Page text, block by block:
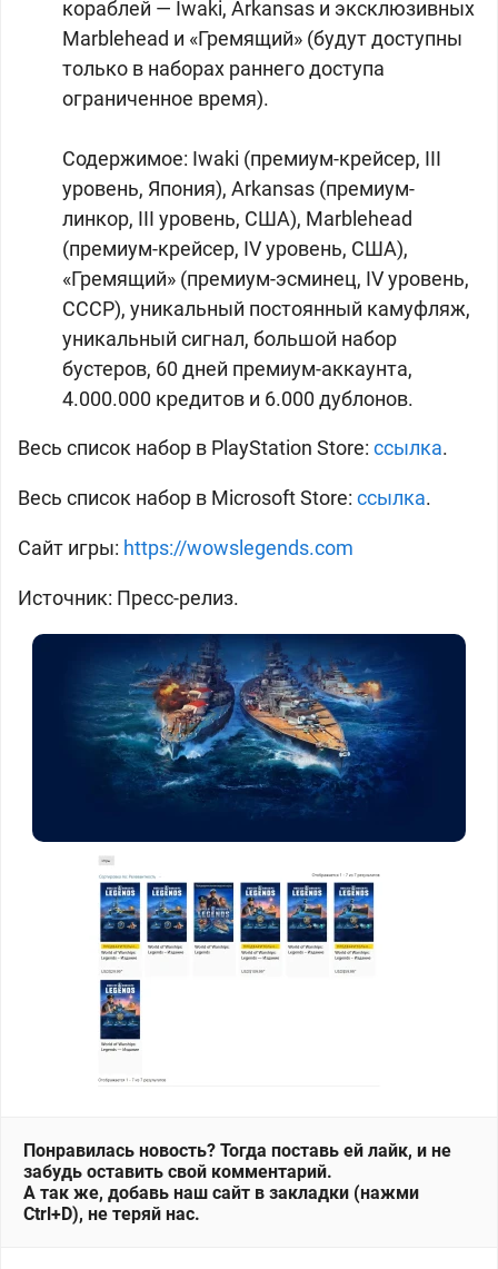
кораблей — Iwaki, Arkansas и эксклюзивных
Marblehead и «Гремящий» (будут доступны
только в наборах раннего доступа
ограниченное время).
Содержимое: Iwaki (премиум-крейсер, III
уровень, Япония), Arkansas (премиум-
линкор, III уровень, США), Marblehead
(премиум-крейсер, IV уровень, США),
«Гремящий» (премиум-эсминец, IV уровень,
СССР), уникальный постоянный камуфляж,
уникальный сигнал, большой набор
бустеров, 60 дней премиум-аккаунта,
4.000.000 кредитов и 6.000 дублонов.
Весь список набор в PlayStation Store: ссылка.
Весь список набор в Microsoft Store: ссылка.
Сайт игры: https://wowslegends.com
Источник: Пресс-релиз.
Понравилась новость? Тогда поставь ей лайк, и не
забудь оставить свой комментарий.
А так же, добавь наш сайт в закладки (нажми
Ctrl+D), не теряй нас.